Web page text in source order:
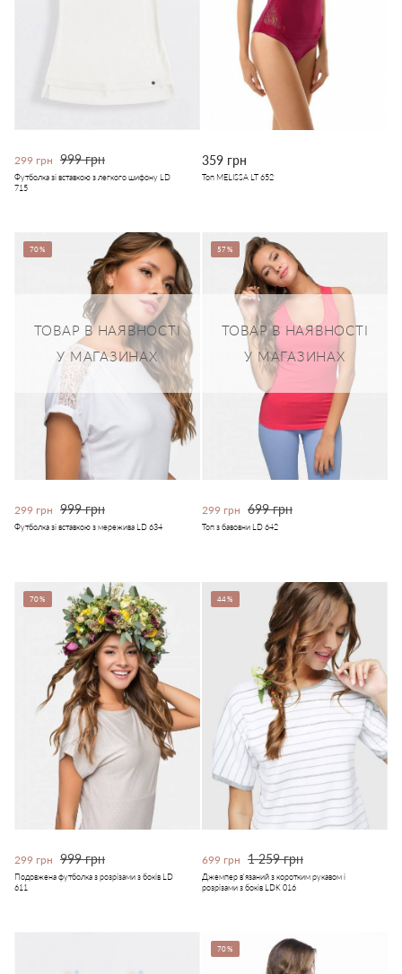
299 грн 999 грн
Футболка зі вставкою з легкого шифону LD
715
359 грн
Топ MELISSA LT 652
ТОВАР В НАЯВНОСТІ
У МАГАЗИНАХ
70%
299 грн 999 грн
Футболка зі вставкою з мережива LD 634
ТОВАР В НАЯВНОСТІ
У МАГАЗИНАХ
57%
299 грн 699 грн
Топ з бавовни LD 642
70%
299 грн 999 грн
Подовжена футболка з розрізами з боків LD
611
44%
699 грн 1 259 грн
Джемпер в'язаний з коротким рукавом і
розрізами з боків LDK 016
70%